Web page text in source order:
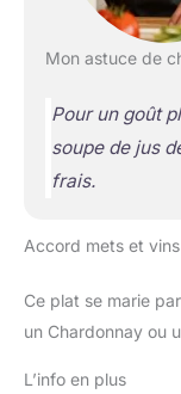
Mon astuce de
Pour un goût
soupe de jus
frais.
Accord mets et vins
Ce plat se marie
un Chardonnay ou
L’info en plus